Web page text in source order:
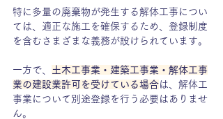
特に多量の廃棄物が発生する解体工事につい
ては、適正な施工を確保するため、登録制度
を含むさまざまな義務が設けられています。
一方で、 土木工事業・建築工事業・解体工事
業の建設業許可を受けている場合は、解体工
事業について別途登録を行う必要はありませ
ん。